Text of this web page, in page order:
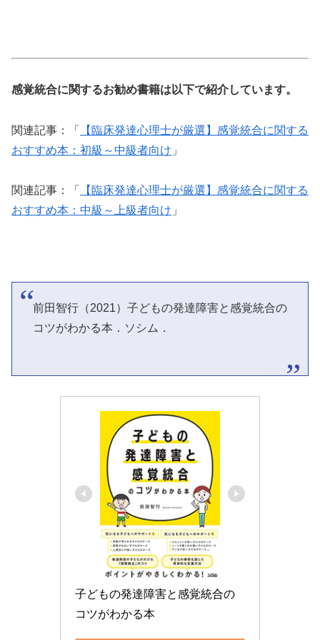
感覚統合に関するお勧め書籍は以下で紹介しています。
関連記事：「
【臨床発達心理士が厳選】感覚統合に関する
おすすめ本：初級～中級者向け 」
関連記事：「
【臨床発達心理士が厳選】感覚統合に関する
おすすめ本：中級～上級者向け 」
前田智行（2021）子どもの発達障害と感覚統合の
コツがわかる本．ソシム．
子どもの発達障害と感覚統合の
コツがわかる本